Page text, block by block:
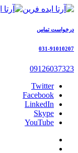
درخواست تماس
031-91010207
09126037323
Twitter
Facebook
LinkedIn
Skype
YouTube